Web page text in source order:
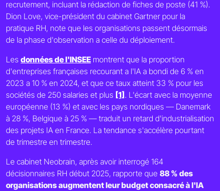
recrutement, incluant la rédaction de fiches de poste (41 %).
Dion Love, vice-président du cabinet Gartner pour la
pratique RH, note que les organisations passent désormais
de la phase d'observation a celle du déploiement.
Les données de l'INSEE montrent que la proportion
d'entreprises françaises recourant a l'IA a bondi de 6 % en
2023 a 10 % en 2024, et que ce taux atteint 33 % pour les
sociétés de 250 salaries et plus [1] . L'écart avec la moyenne
européenne (13 %) et avec les pays nordiques — Danemark
à 28 %, Belgique à 25 % — traduit un retard d'industrialisation
des projets IA en France. La tendance s'accélère pourtant
de trimestre en trimestre.
Le cabinet Neobrain, après avoir interrogé 164
décisionnaires RH début 2025, rapporte que 88 % des
organisations augmentent leur budget consacré à l'IA